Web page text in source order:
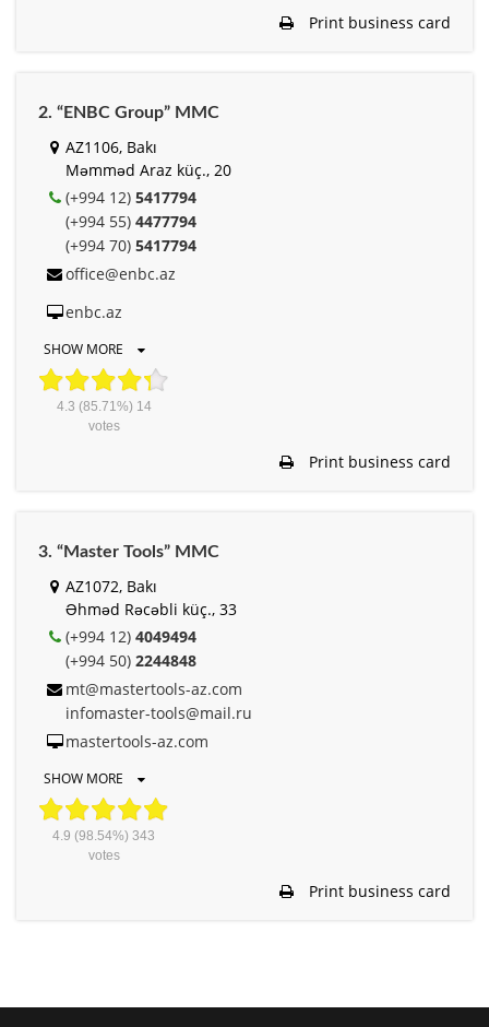
Print business card
2. “ENBC Group” MMC
AZ1106, Bakı
Məmməd Araz küç., 20
(+994 12) 5417794
(+994 55) 4477794
(+994 70) 5417794
office@enbc.az
enbc.az
SHOW MORE
4.3 (85.71%) 14
votes
Print business card
3. “Master Tools” MMC
AZ1072, Bakı
Əhməd Rəcəbli küç., 33
(+994 12) 4049494
(+994 50) 2244848
mt@mastertools-az.com
infomaster-tools@mail.ru
mastertools-az.com
SHOW MORE
4.9 (98.54%) 343
votes
Print business card